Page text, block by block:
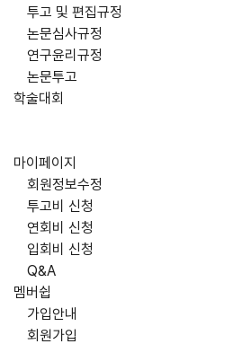
투고 및 편집규정
논문심사규정
연구윤리규정
논문투고
학술대회
마이페이지
회원정보수정
투고비 신청
연회비 신청
입회비 신청
Q&A
멤버쉽
가입안내
회원가입